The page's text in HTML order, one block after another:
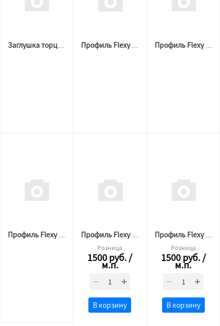
Профиль Flexy 3887 BORZZ KARNIZ P45 (2,2м.п) Чёрный Профиль Flexy BORZZ KARNIZ ONE (2м) Белый
Розница
1500руб./
м.п.
В корзину
Профиль Flexy BORZZ KARNIZ ONE (2м) Чёрный
Розница
1500руб./
м.п.
В корзину